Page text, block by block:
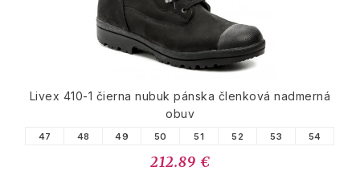
Livex 410-1 čierna nubuk pánska členková nadmerná
obuv
47 48 49 50 51 52 53 54
212.89 €